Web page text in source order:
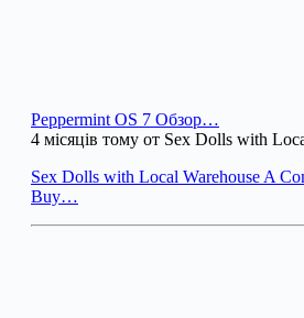
Peppermint OS 7 Обзор…
4 місяців тому от Sex Dolls with
Sex Dolls with Local Warehouse A
Buy…